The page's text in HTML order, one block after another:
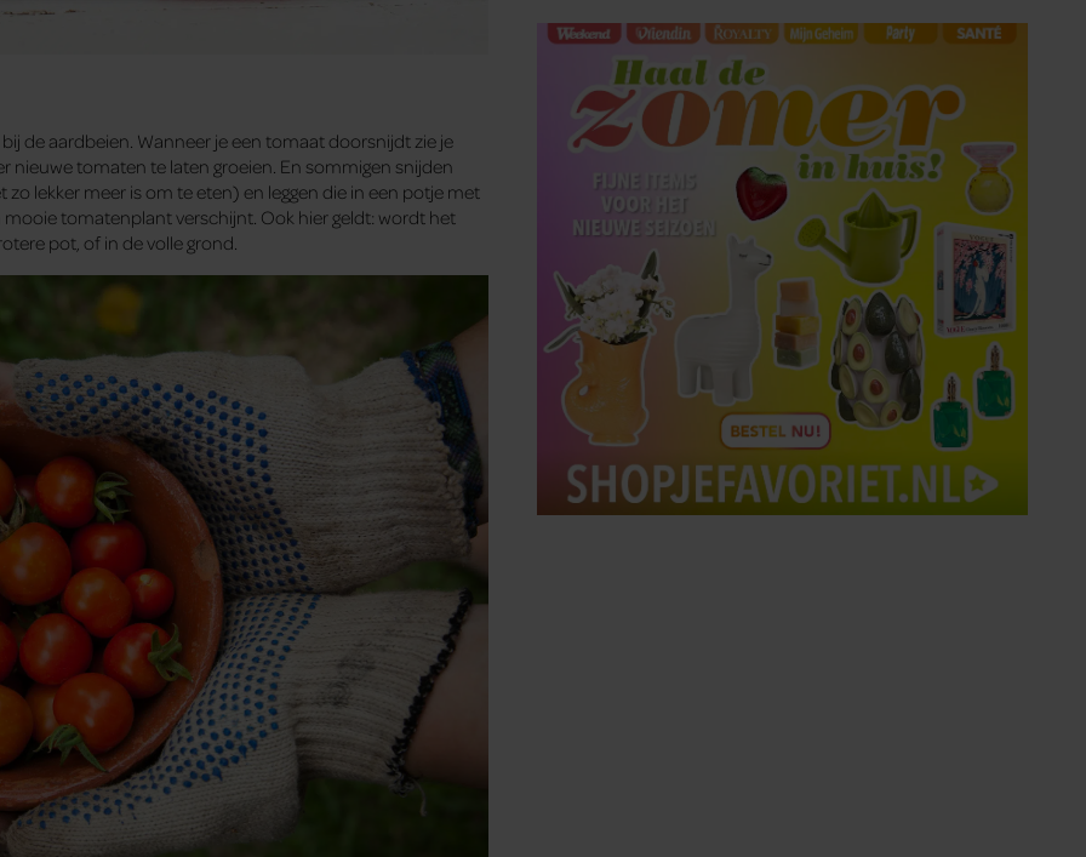
bij de aardbeien. Wanneer je een tomaat doorsnijdt zie je
nieuwe tomaten te laten groeien. En sommigen snijden
lekker meer is om te eten) en leggen die in een potje met
tomatenplant verschijnt. Ook hier geldt: wordt het
pot, of in de volle grond.
Tips om je lekker in je vel
te voelen
Met de Santé nieuwsbrief ontvang je elke
week tips om je energiek, ontspannen en in
balans te voelen.